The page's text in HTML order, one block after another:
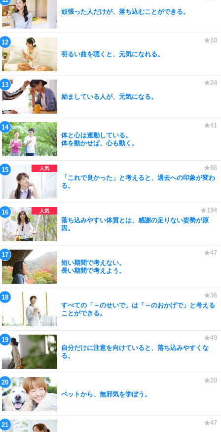
頑張った人だけが、落ち込むことができる。
明るい曲を聴くと、元気になれる。
励ましている人が、元気になる。
体と心は連動している。
体を動かせば、心も動く。
「これで良かった」と考えると、過去への印象が変わ
る。
落ち込みやすい体質とは、感謝の足りない姿勢が原
因。
短い期間で考えない。
長い期間で考えよう。
すべての「～のせいで」は「～のおかげで」と考える
ことができる。
自分だけに注意を向けていると、落ち込みやすくな
る。
ペットから、無邪気を学ぼう。